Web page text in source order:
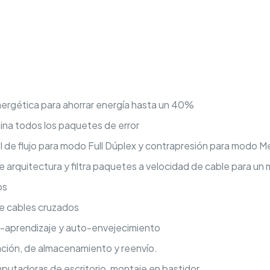
para ahorrar energía hasta un 40%
todos los paquetes de error
flujo para modo Full Dúplex y contrapresión para modo
arquitectura y filtra paquetes a velocidad de cable para un
cables cruzados
aprendizaje y auto-envejecimiento
de almacenamiento y reenvío.